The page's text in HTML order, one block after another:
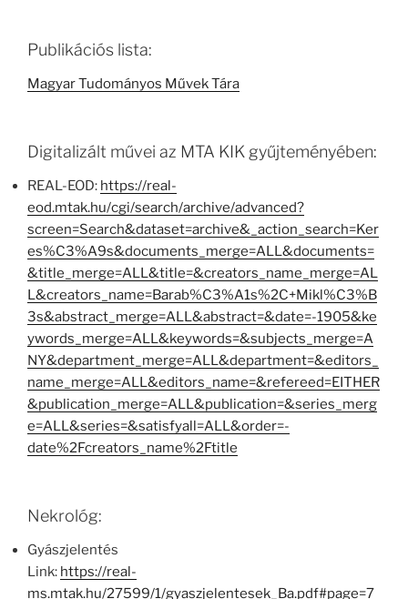
Publikációs lista:
Magyar Tudományos Művek Tára
Digitalizált művei az MTA KIK gyűjteményében:
REAL-EOD: https://real-
eod.mtak.hu/cgi/search/archive/advanced?
screen=Search&dataset=archive&_action_search=Ker
es%C3%A9s&documents_merge=ALL&documents=
&title_merge=ALL&title=&creators_name_merge=AL
L&creators_name=Barab%C3%A1s%2C+Mikl%C3%B
3s&abstract_merge=ALL&abstract=&date=-1905&ke
ywords_merge=ALL&keywords=&subjects_merge=A
NY&department_merge=ALL&department=&editors_
name_merge=ALL&editors_name=&refereed=EITHER
&publication_merge=ALL&publication=&series_merg
e=ALL&series=&satisfyall=ALL&order=-
date%2Fcreators_name%2Ftitle
Nekrológ:
Gyászjelentés
Link: https://real-
ms.mtak.hu/27599/1/gyaszjelentesek_Ba.pdf#page=7